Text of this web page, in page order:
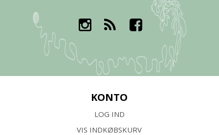
KONTO
LOG IND
VIS INDKØBSKURV